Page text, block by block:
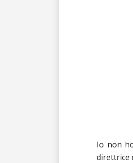
Io non
direttrice